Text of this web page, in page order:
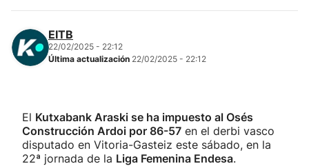
EITB
22/02/2025 - 22:12
Última actualización 22/02/2025 - 22:12
El Kutxabank Araski se ha impuesto al Osés
Construcción Ardoi por 86-57 en el derbi vasco
disputado en Vitoria-Gasteiz este sábado, en la
22ª jornada de la Liga Femenina Endesa.